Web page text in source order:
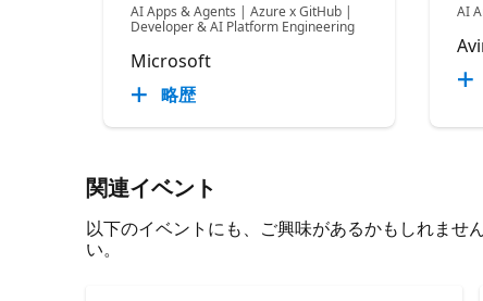
AI Apps & Agents | Azure x GitHub |
Developer & AI Platform Engineering
Microsoft
略歴
AI
関連イベント
以下のイベントにも、ご興味があるかもしれませ
い。